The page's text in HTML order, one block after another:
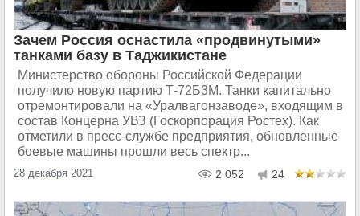
Зачем Россия оснастила «продвинутыми»
танками базу в Таджикистане
Министерство обороны Российской Федерации
получило новую партию Т-72Б3М. Танки капитально
отремонтировали на «Уралвагонзаводе», входящим в
состав Концерна УВЗ (Госкорпорация Ростех). Как
отметили в пресс-службе предприятия, обновленные
боевые машины прошли весь спектр...
28 декабря 2021 2 052 24